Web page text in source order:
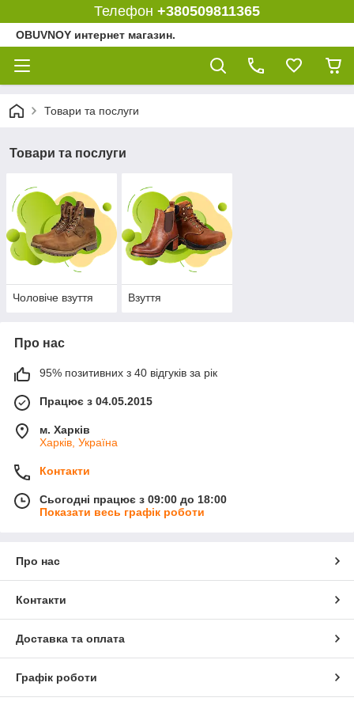
Телефон +380509811365
OBUVNOY интернет магазин.
Товари та послуги
Товари та послуги
Чоловіче взуття Взуття
Про нас
95% позитивних з 40 відгуків за рік
Працює з 04.05.2015
м. Харків
Харків, Україна
Контакти
Сьогодні працює з 09:00 до 18:00
Показати весь графік роботи
Про нас
Контакти
Доставка та оплата
Графік роботи